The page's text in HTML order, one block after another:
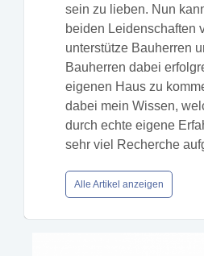
sein zu lieben. Nun
beiden Leidenschaften
unterstütze Bauherren
Bauherren dabei
eigenen Haus zu
dabei mein Wissen,
durch echte eigene
sehr viel Recherche
Alle Artikel anzeigen